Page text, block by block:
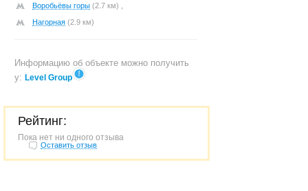
Воробьёвы горы (2.7 км) ,
Нагорная (2.9 км)
Информацию об объекте можно получить
у: Level Group
Рейтинг:
Пока нет ни одного отзыва
Оставить отзыв